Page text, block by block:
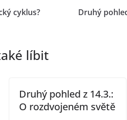
cyklus?
Druhý
líbit
Druhý pohled z 14.3.:
O rozdvojeném světě